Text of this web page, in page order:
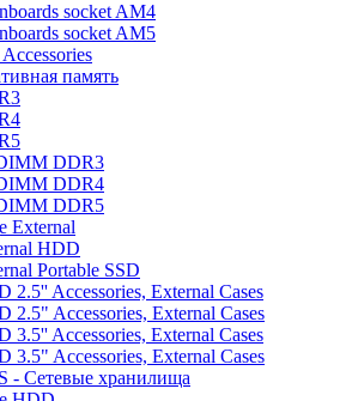
socket AM4
socket AM5
память
DDR3
DDR4
DDR5
External
HDD
Portable SSD
2.5'' Accessories, External Cases
2.5" Accessories, External Cases
3.5'' Accessories, External Cases
3.5" Accessories, External Cases
- Сетевые хранилища